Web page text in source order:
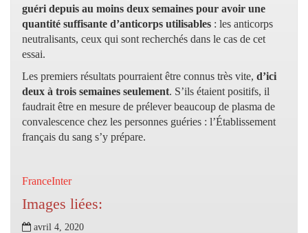
guéri depuis au moins deux semaines pour avoir une
quantité suffisante d’anticorps utilisables : les anticorps
neutralisants, ceux qui sont recherchés dans le cas de cet
essai.
Les premiers résultats pourraient être connus très vite, d’ici
deux à trois semaines seulement. S’ils étaient positifs, il
faudrait être en mesure de prélever beaucoup de plasma de
convalescence chez les personnes guéries : l’Établissement
français du sang s’y prépare.
FranceInter
Images liées:
avril 4, 2020